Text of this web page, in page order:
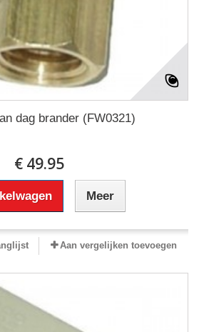
dag brander (FW0321)
€ 49.95
Meer
Aan vergelijken toevoegen